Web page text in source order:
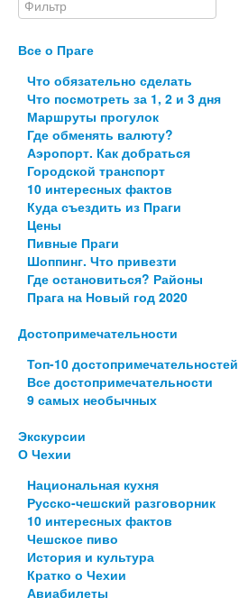
Все о Праге
Что обязательно сделать
Что посмотреть за 1, 2 и 3 дня
Маршруты прогулок
Где обменять валюту?
Аэропорт. Как добраться
Городской транспорт
10 интересных фактов
Куда съездить из Праги
Цены
Пивные Праги
Шоппинг. Что привезти
Где остановиться? Районы
Прага на Новый год 2020
Достопримечательности
Топ-10 достопримечательностей
Все достопримечательности
9 самых необычных
Экскурсии
О Чехии
Национальная кухня
Русско-чешский разговорник
10 интересных фактов
Чешское пиво
История и культура
Кратко о Чехии
Авиабилеты